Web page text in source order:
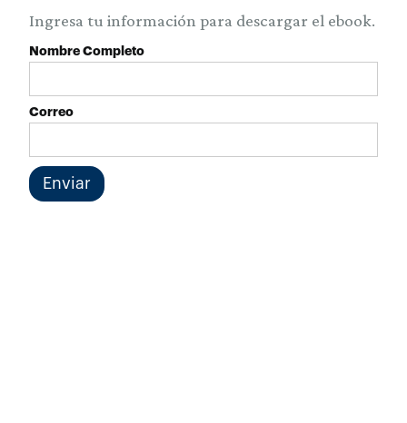
Ingresa tu información para descargar el ebook.
Nombre Completo
Correo